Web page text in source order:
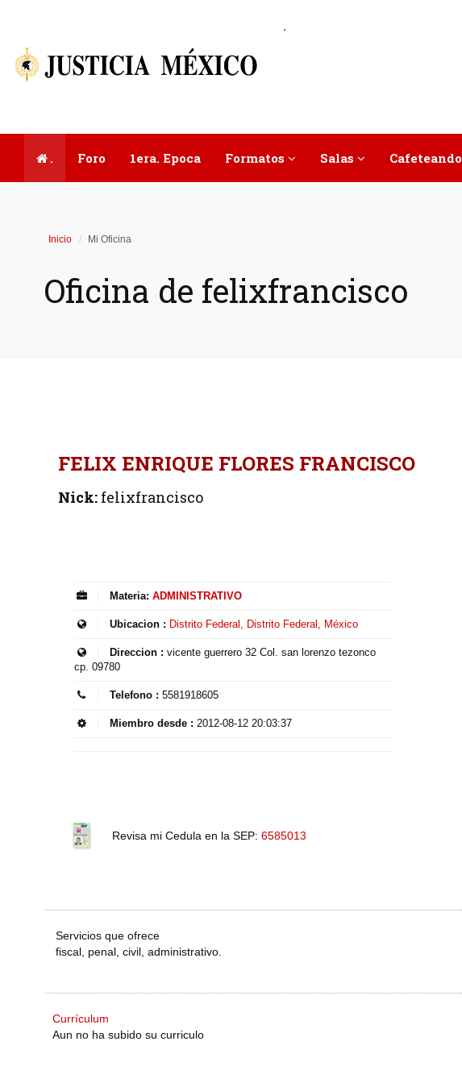
.
. Foro 1era. Epoca Formatos Salas Cafeteando
Inicio Mi Oficina
Oficina de felixfrancisco
FELIX ENRIQUE FLORES FRANCISCO
Nick:felixfrancisco
Materia: ADMINISTRATIVO
Ubicacion : Distrito Federal, Distrito Federal, México
Direccion : vicente guerrero 32 Col. san lorenzo tezonco
cp. 09780
Telefono : 5581918605
Miembro desde : 2012-08-12 20:03:37
Revisa mi Cedula en la SEP: 6585013
Servicios que ofrece
fiscal, penal, civil, administrativo.
Currículum
Aun no ha subido su curriculo